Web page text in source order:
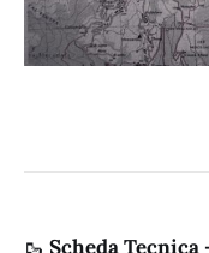
🥾 Scheda